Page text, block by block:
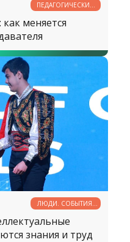
ПЕДАГОГИЧЕСКИЙ
ПОИСК
меняется
ЛЮДИ. СОБЫТИЯ.
ФАКТЫ
знания и труд